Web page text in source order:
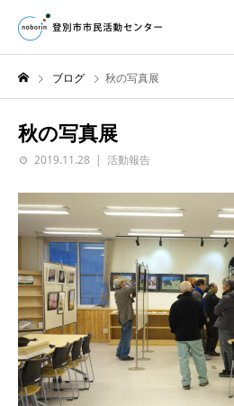
ブログ 秋の写真展
秋の写真展
2019.11.28 活動報告